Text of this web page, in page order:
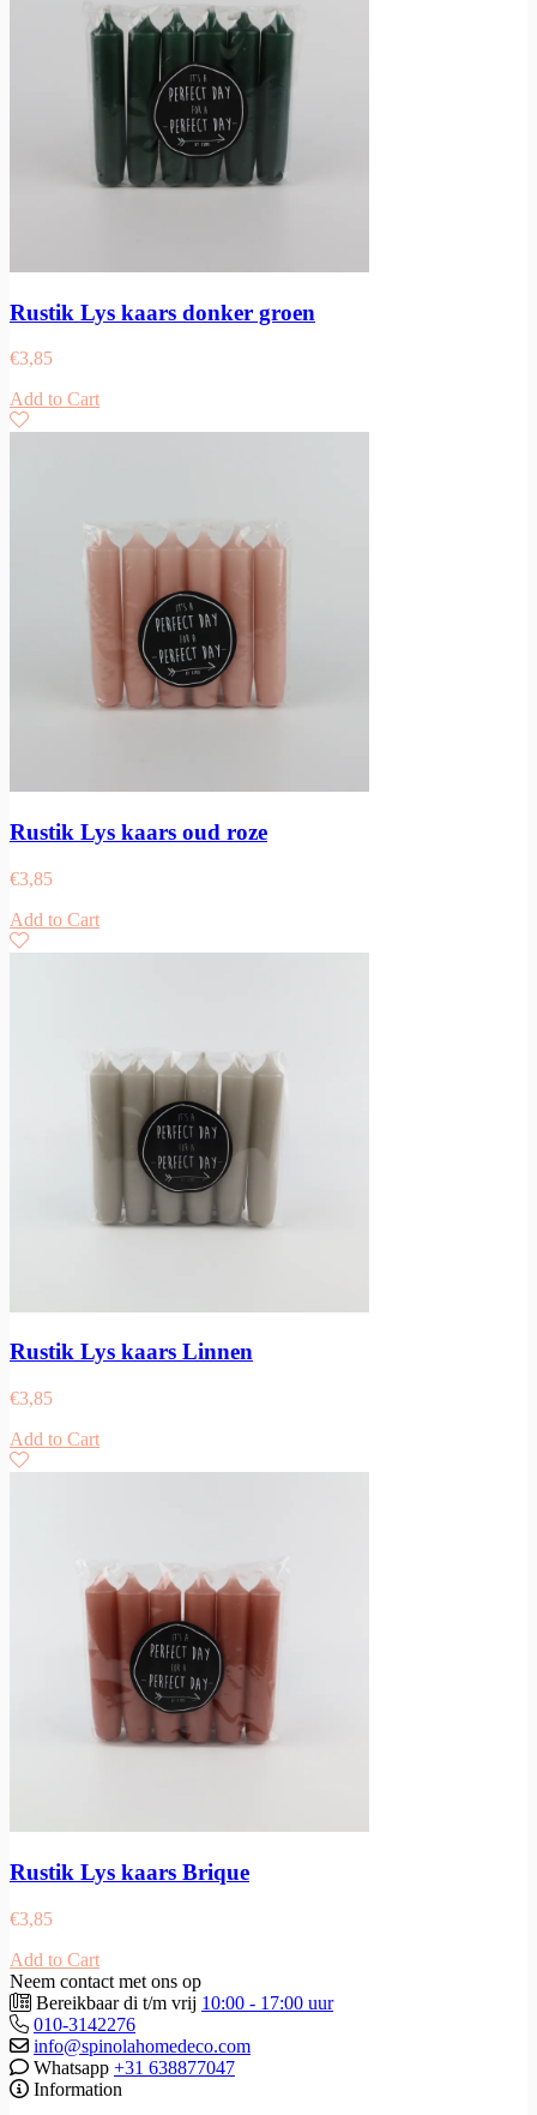
Rustik Lys kaars donker groen
€3,85
Add to Cart
Rustik Lys kaars oud roze
€3,85
Add to Cart
Rustik Lys kaars Linnen
€3,85
Add to Cart
Rustik Lys kaars Brique
€3,85
Add to Cart
Neem contact met ons op
Bereikbaar di t/m vrij 10:00 - 17:00 uur
010-3142276
info@spinolahomedeco.com
Whatsapp +31 638877047
Information